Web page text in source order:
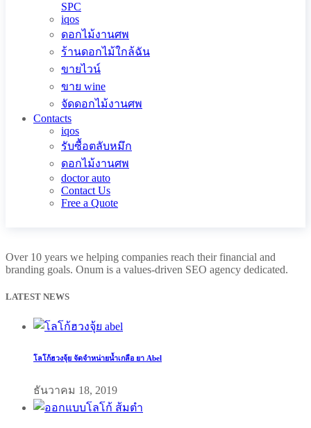
SPC
iqos
ดอกไม้งานศพ
ร้านดอกไม้ใกล้ฉัน
ขายไวน์
ขาย wine
จัดดอกไม้งานศพ
Contacts
iqos
รับซื้อตลับหมึก
ดอกไม้งานศพ
doctor auto
Contact Us
Free a Quote
Over 10 years we helping companies reach their financial and
branding goals. Onum is a values-driven SEO agency dedicated.
LATEST NEWS
โลโก้ฮวงจุ้ย จัดจำหน่ายน้ำเกลือ ยา Abel
ธันวาคม 18, 2019